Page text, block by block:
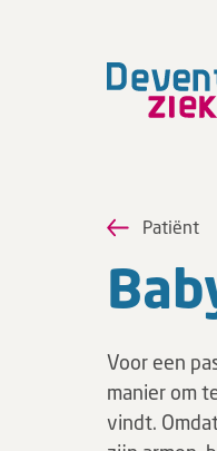
Patiënt
Voor een
manier om
vindt.